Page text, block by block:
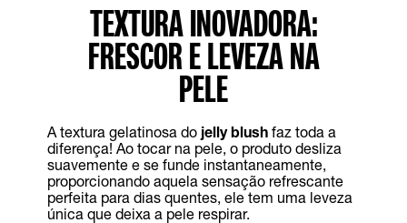
TEXTURA INOVADORA:
FRESCOR E LEVEZA NA
PELE
A textura gelatinosa do jelly blushfaz toda a
diferença! Ao tocar na pele, o produto desliza
suavemente e se funde instantaneamente,
proporcionando aquela sensação refrescante
perfeita para dias quentes, ele tem uma leveza
única que deixa a pele respirar.